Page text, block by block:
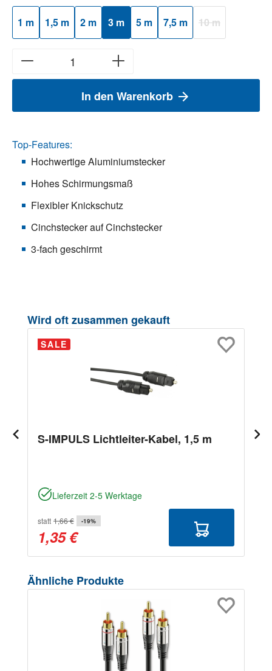
1 m 1,5 m 2 m 3 m 5 m 7,5 m 10 m(Diese Option ist
In den Warenkorb
Top-Features:
Hochwertige Aluminiumstecker
Hohes Schirmungsmaß
Flexibler Knickschutz
Cinchstecker auf Cinchstecker
3-fach geschirmt
Produktgalerie überspringen
Wird oft zusammen gekauft
SALE
S-IMPULS Lichtleiter-Kabel, 1,5 m
Lieferzeit 2-5 Werktage
statt 1,66 € -19%
1,35 €
Produktgalerie überspringen
Ähnliche Produkte